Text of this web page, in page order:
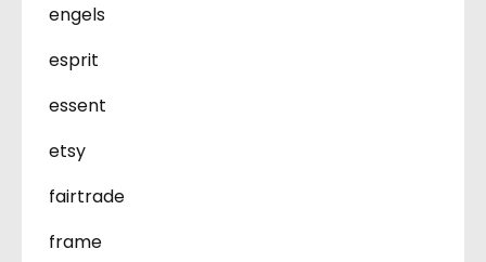
engels
esprit
essent
etsy
fairtrade
frame